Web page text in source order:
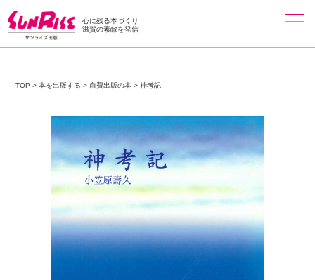
心に残る本づくり
滋賀の素敵を発信
TOP >本を出版する > 自費出版の本 >神考記